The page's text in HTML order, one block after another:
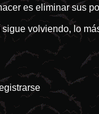
es eliminar sus
volviendo, lo